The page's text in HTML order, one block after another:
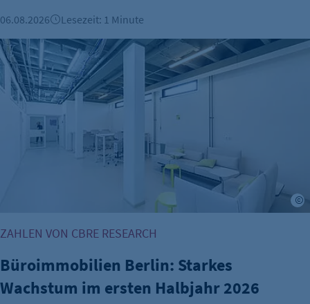
Zweck:
Dieser Cookie speichert die ausgewählten
Einverständnis-Optionen des Benutzers
Cookie Laufzeit:
1 Jahr
etracker Analytics
et_oi_v2
Anbieter:
06.08.2026 Lesezeit: 1 Minute
Büroimmobilien Berlin: Starkes Wachstum im ersten
ZAHLEN VON CBRE RESEARCH
Büroimmobilien Berlin: Starkes
Wachstum im ersten Halbjahr 2026